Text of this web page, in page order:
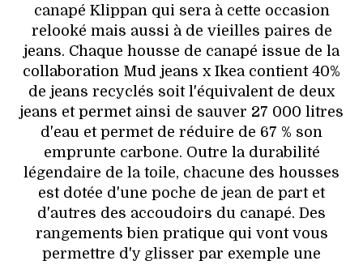
canapé Klippan qui sera à cette occasion
relooké mais aussi à de vieilles paires de
jeans. Chaque housse de canapé issue de la
collaboration Mud jeans x Ikea contient 40%
de jeans recyclés soit l'équivalent de deux
jeans et permet ainsi de sauver 27 000 litres
d'eau et permet de réduire de 67 % son
emprunte carbone. Outre la durabilité
légendaire de la toile, chacune des housses
est dotée d'une poche de jean de part et
d'autres des accoudoirs du canapé. Des
rangements bien pratique qui vont vous
permettre d'y glisser par exemple une